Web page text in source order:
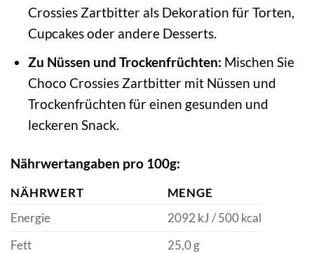
Crossies Zartbitter als Dekoration für Torten,
Cupcakes oder andere Desserts.
Zu Nüssen und Trockenfrüchten: Mischen Sie
Choco Crossies Zartbitter mit Nüssen und
Trockenfrüchten für einen gesunden und
leckeren Snack.
Nährwertangaben pro 100g:
NÄHRWERT
MENGE
Energie
2092 kJ / 500 kcal
Fett
25,0 g